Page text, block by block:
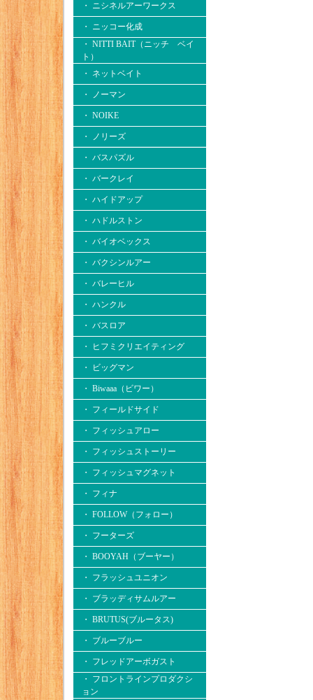
・ ニシネルアーワークス
・ ニッコー化成
・ NITTI BAIT（ニッチ ベイ
ト）
・ ネットベイト
・ ノーマン
・ NOIKE
・ ノリーズ
・ バスパズル
・ バークレイ
・ ハイドアップ
・ ハドルストン
・ バイオベックス
・ バクシンルアー
・ バレーヒル
・ ハンクル
・ バスロア
・ ヒフミクリエイティング
・ ビッグマン
・ Biwaaa（ビワー）
・ フィールドサイド
・ フィッシュアロー
・ フィッシュストーリー
・ フィッシュマグネット
・ フィナ
・ FOLLOW（フォロー）
・ フーターズ
・ BOOYAH（ブーヤー）
・ フラッシュユニオン
・ ブラッディサムルアー
・ BRUTUS(ブルータス)
・ ブルーブルー
・ フレッドアーボガスト
・ フロントラインプロダクシ
ョン